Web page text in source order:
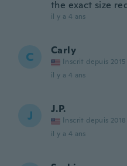
the exact size
il y a 4 ans
C Carly
Inscrit depuis 2015
il y a 4 ans
J J.P.
Inscrit depuis 2018
il y a 4 ans